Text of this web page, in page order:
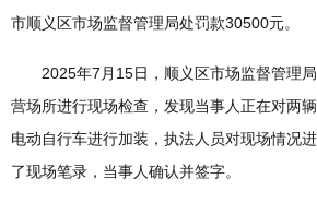
市顺义区市场监督管理局处罚款30500元。
2025年7月15日，顺义区市场监督管理局
营场所进行现场检查，发现当事人正在对两
电动自行车进行加装，执法人员对现场情况
了现场笔录，当事人确认并签字。